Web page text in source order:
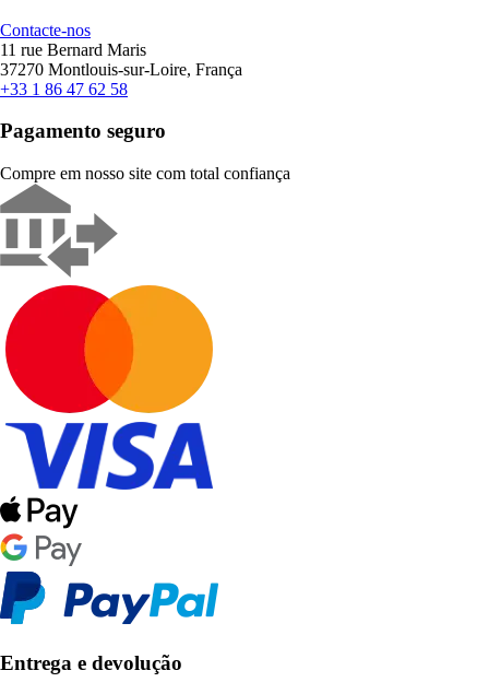
Contacte-nos
11 rue Bernard Maris
37270 Montlouis-sur-Loire, França
+33 1 86 47 62 58
Pagamento seguro
Compre em nosso site com total confiança
Entrega e devolução